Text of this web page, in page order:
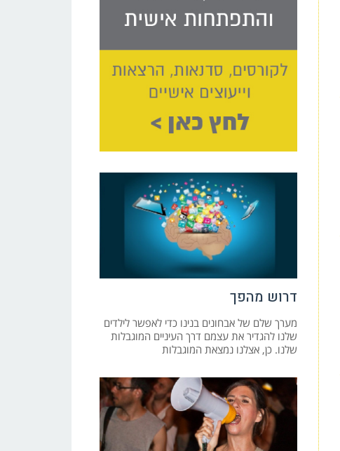
דרוש מהפך
מערך שלם של אבחונים בנינו כדי לאפשר לילדים
שלנו להגדיר את עצמם דרך העיניים המוגבלות
שלנו. כן, אצלנו נמצאת המוגבלות